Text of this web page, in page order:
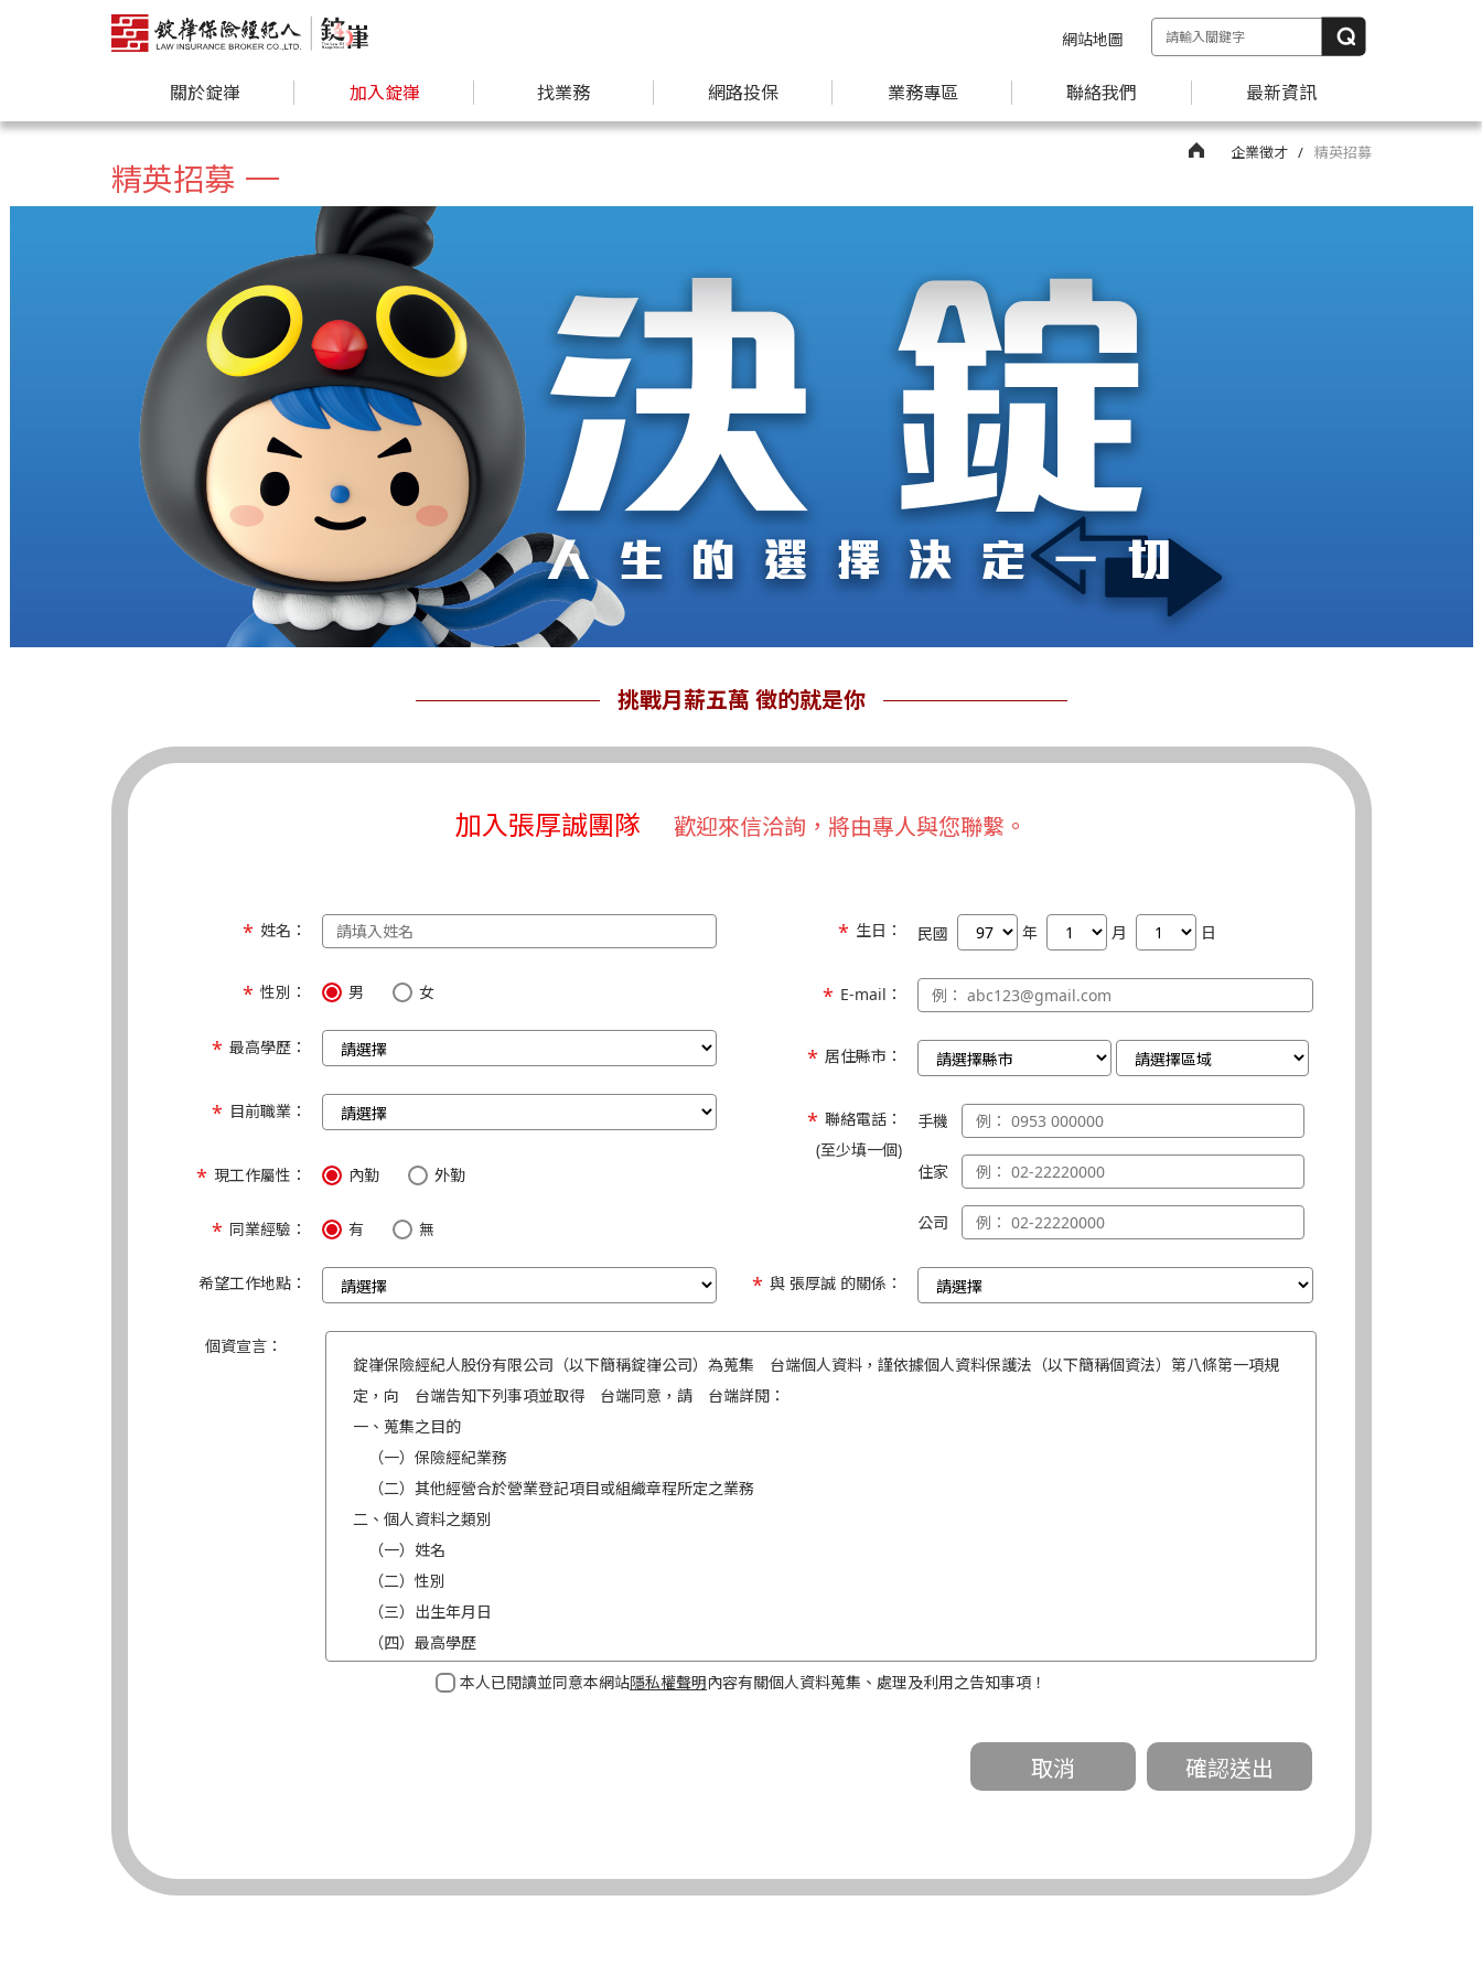
網站地圖
關於錠嵂 加入錠嵂 找業務 網路投保 業務專區 聯絡我們 最新資訊
企業徵才 精英招募
精英招募
挑戰月薪五萬 徵的就是你
加入張厚誠團隊 歡迎來信洽詢，將由專人與您聯繫。
姓名：
性別： 男 女
最高學歷：
目前職業：
現工作屬性： 內勤 外勤
同業經驗： 有 無
希望工作地點：
生日： 民國 年 月 日
E-mail：
居住縣市：
聯絡電話：
(至少填一個)
手機
住家
公司
與 張厚誠 的關係：
個資宣言：
錠嵂保險經紀人股份有限公司（以下簡稱錠嵂公司）為蒐集 台端個人資料，謹依據個人資料保護法（以下簡稱個資法）第八條第一項規
定，向 台端告知下列事項並取得 台端同意，請 台端詳閱：
一、蒐集之目的
（一）保險經紀業務
（二）其他經營合於營業登記項目或組織章程所定之業務
二、個人資料之類別
（一）姓名
（二）性別
（三）出生年月日
（四）最高學歷
（五）目前職業及工作屬性
本人已閱讀並同意本網站隱私權聲明內容有關個人資料蒐集、處理及利用之告知事項！